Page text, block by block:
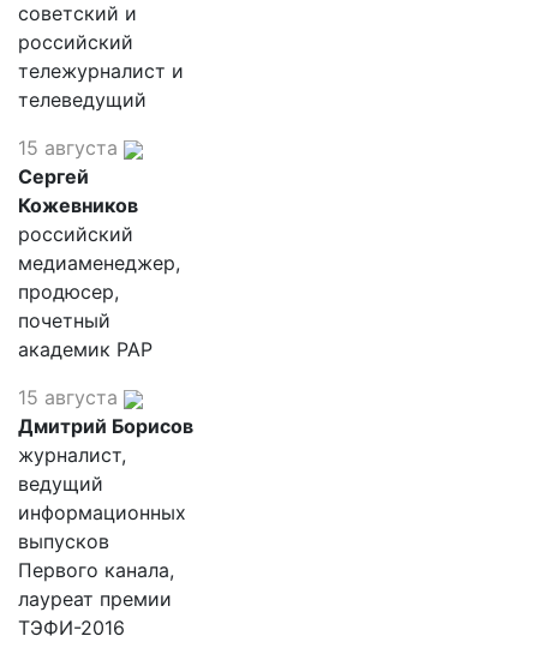
советский и
российский
тележурналист и
телеведущий
15 августа
Сергей
Кожевников
российский
медиаменеджер,
продюсер,
почетный
академик РАР
15 августа
Дмитрий Борисов
журналист,
ведущий
информационных
выпусков
Первого канала,
лауреат премии
ТЭФИ-2016